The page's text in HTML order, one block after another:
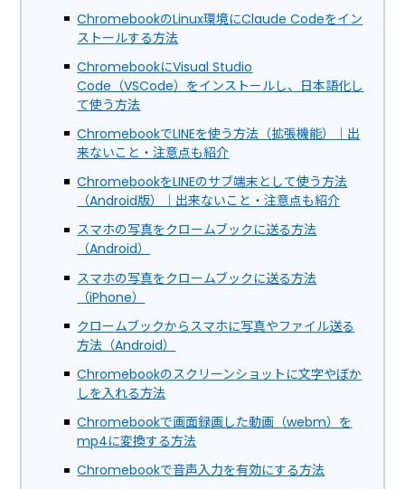
ChromebookのLinux環境にClaude Codeをイン
ストールする方法
ChromebookにVisual Studio
Code（VSCode）をインストールし、日本語化し
て使う方法
ChromebookでLINEを使う方法（拡張機能）｜出
来ないこと・注意点も紹介
ChromebookをLINEのサブ端末として使う方法
（Android版）｜出来ないこと・注意点も紹介
スマホの写真をクロームブックに送る方法
（Android）
スマホの写真をクロームブックに送る方法
（iPhone）
クロームブックからスマホに写真やファイル送る
方法（Android）
Chromebookのスクリーンショットに文字やぼか
しを入れる方法
Chromebookで画面録画した動画（webm）を
mp4に変換する方法
Chromebookで音声入力を有効にする方法